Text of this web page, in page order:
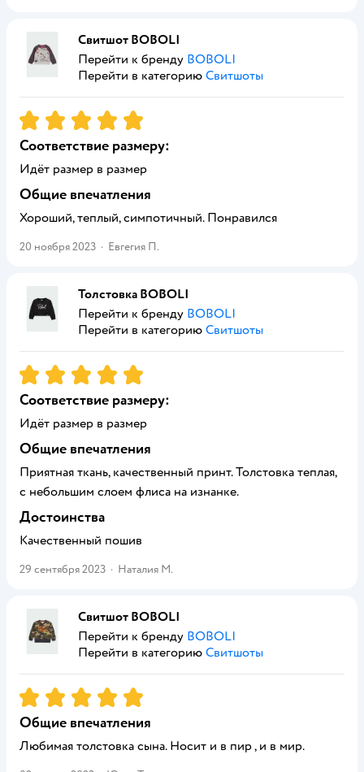
Свитшот BOBOLI
Перейти к бренду BOBOLI
Перейти в категорию Свитшоты
Рейтинг:5
Соответствие размеру:
Идёт размер в размер
Общие впечатления
Хороший, теплый, симпотичный. Понравился
20 ноября 2023 · Евгегия П.
Толстовка BOBOLI
Перейти к бренду BOBOLI
Перейти в категорию Свитшоты
Рейтинг:5
Соответствие размеру:
Идёт размер в размер
Общие впечатления
Приятная ткань, качественный принт. Толстовка теплая,
с небольшим слоем флиса на изнанке.
Достоинства
Качественный пошив
29 сентября 2023 · Наталия М.
Свитшот BOBOLI
Перейти к бренду BOBOLI
Перейти в категорию Свитшоты
Рейтинг:5
Общие впечатления
Любимая толстовка сына. Носит и в пир , и в мир.